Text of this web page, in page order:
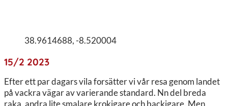
38.9614688, -8.520004
15/2 2023
Efter ett par dagars vila forsätter vi vår resa genom landet
på vackra vägar av varierande standard. Nn del breda
raka, andra lite smalare krokigare och backigare. Men